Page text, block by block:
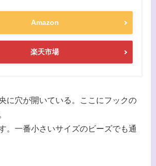
Amazon
楽天市場
に穴が開いている。ここにフックの
。一番小さいサイズのビーズでも通